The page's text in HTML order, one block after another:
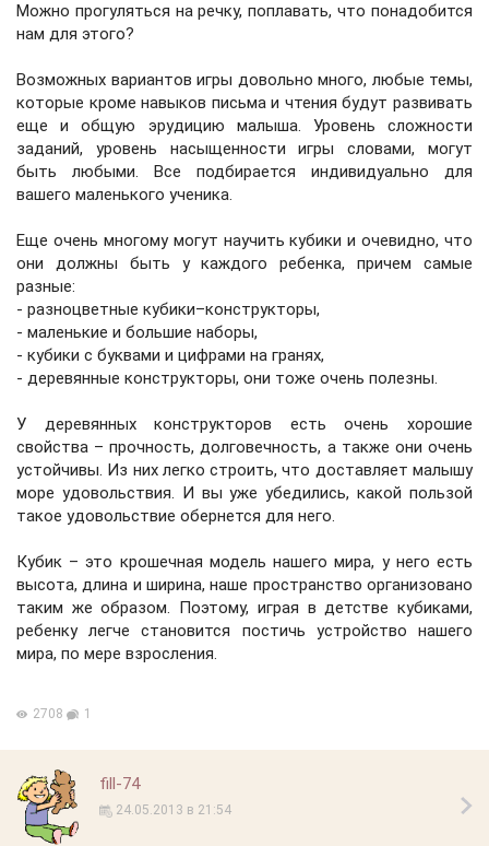
Можно прогуляться на речку, поплавать, что понадобится
нам для этого?
Возможных вариантов игры довольно много, любые темы,
которые кроме навыков письма и чтения будут развивать
еще и общую эрудицию малыша. Уровень сложности
заданий, уровень насыщенности игры словами, могут
быть любыми. Все подбирается индивидуально для
вашего маленького ученика.
Еще очень многому могут научить кубики и очевидно, что
они должны быть у каждого ребенка, причем самые
разные:
- разноцветные кубики–конструкторы,
- маленькие и большие наборы,
- кубики с буквами и цифрами на гранях,
- деревянные конструкторы, они тоже очень полезны.
У деревянных конструкторов есть очень хорошие
свойства – прочность, долговечность, а также они очень
устойчивы. Из них легко строить, что доставляет малышу
море удовольствия. И вы уже убедились, какой пользой
такое удовольствие обернется для него.
Кубик – это крошечная модель нашего мира, у него есть
высота, длина и ширина, наше пространство организовано
таким же образом. Поэтому, играя в детстве кубиками,
ребенку легче становится постичь устройство нашего
мира, по мере взросления.
2708 1
fill-74
24.05.2013 в 21:54